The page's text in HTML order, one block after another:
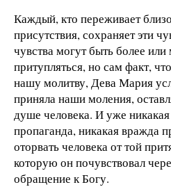
Каждый, кто переживает
присутствия, сохраняет эти
чувства могут быть более
притупляться, но сам факт,
нашу молитву, Дева Мария
приняла наши моления,
душе человека. И уже
пропаганда, никакая вражда
оторвать человека от той
которую он почувствовал
обращение к Богу.